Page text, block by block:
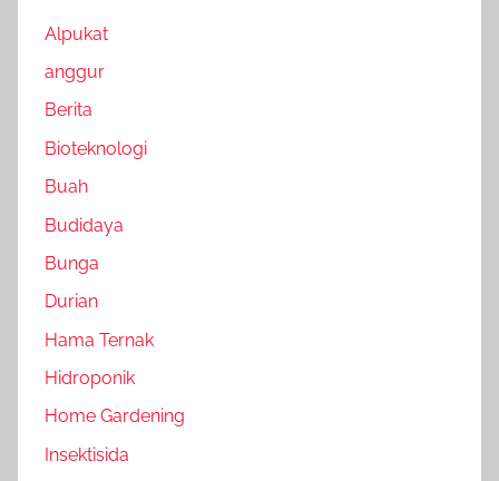
Alpukat
anggur
Berita
Bioteknologi
Buah
Budidaya
Bunga
Durian
Hama Ternak
Hidroponik
Home Gardening
Insektisida